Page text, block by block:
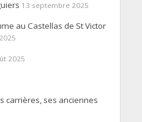
13 septembre 2025
au Castellas de St Victor
2025
carrières, ses anciennes